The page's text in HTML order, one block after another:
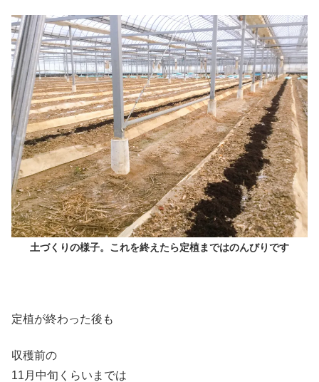
土づくりの様子。これを終えたら定植まではのんびりです
定植が終わった後も
収穫前の
11月中旬くらいまでは